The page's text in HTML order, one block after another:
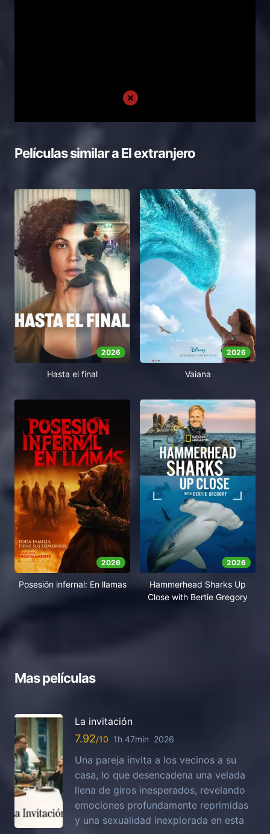
Películas similar aEl extranjero
2026
Hasta el final
2026
Vaiana
2026
Posesión infernal: En llamas
2026
Hammerhead Sharks Up
Close with Bertie Gregory
Mas películas
La invitación
7.92 1h 47min 2026
Una pareja invita a los vecinos a su
casa, lo que desencadena una velada
llena de giros inesperados, revelando
emociones profundamente reprimidas
y una sexualidad inexplorada en esta